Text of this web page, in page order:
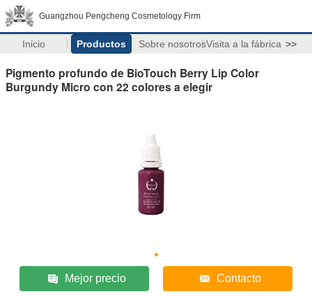
Guangzhou Pengcheng Cosmetology Firm
Inicio Productos Sobre nosotrosVisita a la fábrica >>
Pigmento profundo de BioTouch Berry Lip Color
Burgundy Micro con 22 colores a elegir
Mejor precio Contacto